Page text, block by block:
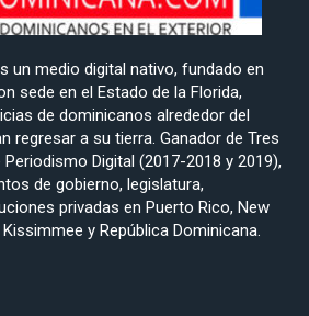
un medio digital nativo, fundado en
sede en el Estado de la Florida,
de dominicanos alrededor del
regresar a su tierra. Ganador de Tres
Digital (2017-2018 y 2019),
de gobierno, legislatura,
privadas en Puerto Rico, New
y República Dominicana.